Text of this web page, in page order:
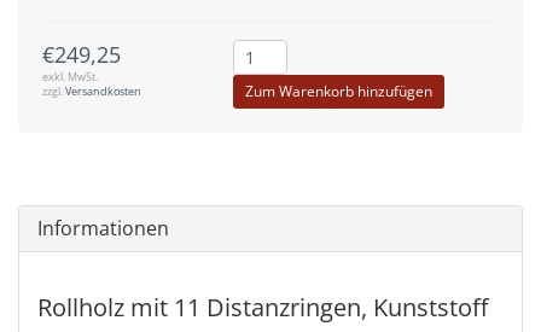
€249,25
exkl. MwSt.
zzgl.Versandkosten Zum Warenkorb hinzufügen
Informationen
Rollholz mit 11 Distanzringen, Kunststoff